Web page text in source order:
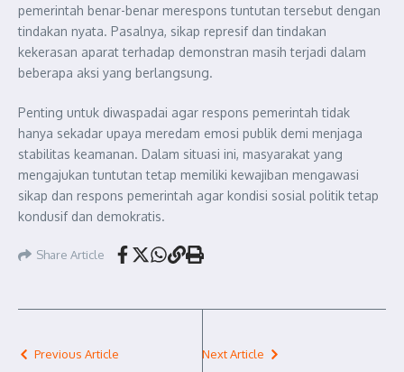
pemerintah benar-benar merespons tuntutan tersebut dengan
tindakan nyata. Pasalnya, sikap represif dan tindakan
kekerasan aparat terhadap demonstran masih terjadi dalam
beberapa aksi yang berlangsung.
Penting untuk diwaspadai agar respons pemerintah tidak
hanya sekadar upaya meredam emosi publik demi menjaga
stabilitas keamanan. Dalam situasi ini, masyarakat yang
mengajukan tuntutan tetap memiliki kewajiban mengawasi
sikap dan respons pemerintah agar kondisi sosial politik tetap
kondusif dan demokratis.
Share Article
Previous Article Next Article